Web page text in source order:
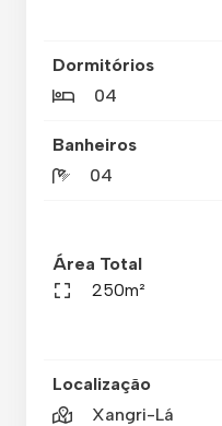
Dormitórios
04
Banheiros
04
Área Total
250m²
Localização
Xangri-Lá